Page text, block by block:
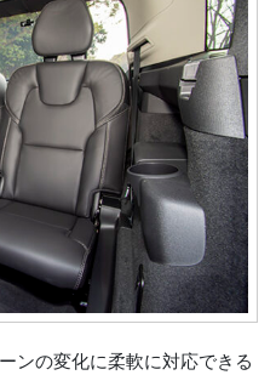
ンの変化に柔軟に対応できる